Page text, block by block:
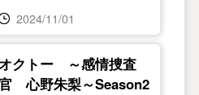
2024/11/01
オクトー ～感情捜査
心野朱梨～Season2